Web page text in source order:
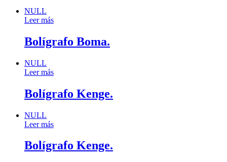
NULL
Leer más
Bolígrafo Boma.
NULL
Leer más
Bolígrafo Kenge.
NULL
Leer más
Bolígrafo Kenge.